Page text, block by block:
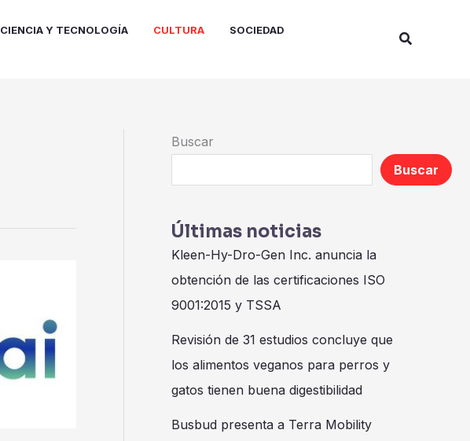
CIENCIA Y TECNOLOGÍA CULTURA
SOCIEDAD
Buscar
Buscar
Buscar
Últimas noticias
Kleen-Hy-Dro-Gen Inc. anuncia la
obtención de las certificaciones ISO
9001:2015 y TSSA
Revisión de 31 estudios concluye que
los alimentos veganos para perros y
gatos tienen buena digestibilidad
Busbud presenta a Terra Mobility